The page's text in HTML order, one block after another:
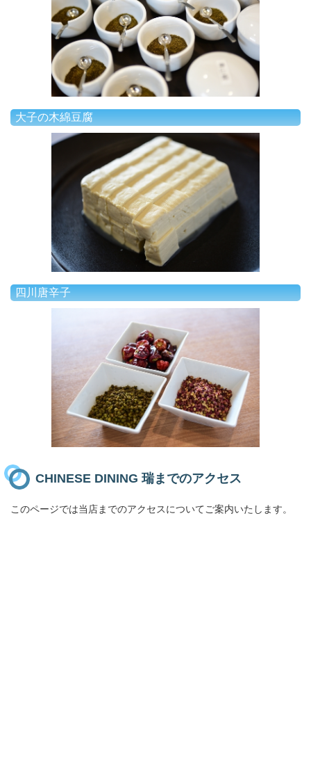
大子の木綿豆腐
四川唐辛子
CHINESE DINING 瑞までのアクセス
このページでは当店までのアクセスについてご案内いたします。